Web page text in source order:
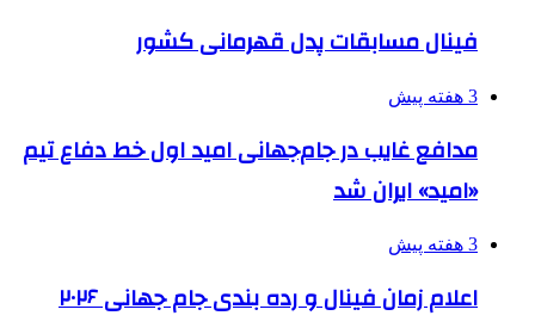
فینال مسابقات پدل قهرمانی کشور
3 هفته پیش
مدافع غایب در جام‌جهانی امید اول خط دفاع تیم
«امید» ایران شد
3 هفته پیش
اعلام زمان فینال و رده بندی جام جهانی ۲۰۲۶